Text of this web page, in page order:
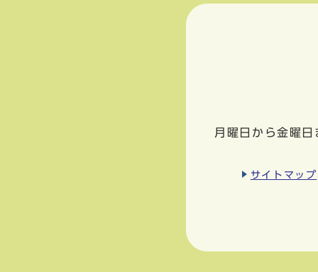
月曜日から金曜
サイトマップ